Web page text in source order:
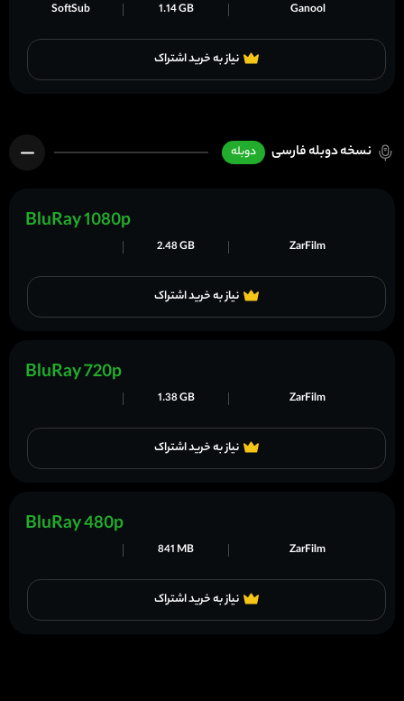
نیاز به خرید اشتراک
Ganool
1.14 GB
SoftSub
نسخه دوبله فارسی دوبله
نیاز به خرید اشتراک
ZarFilm
2.48 GB
BluRay 1080p
نیاز به خرید اشتراک
ZarFilm
1.38 GB
BluRay 720p
نیاز به خرید اشتراک
ZarFilm
841 MB
BluRay 480p